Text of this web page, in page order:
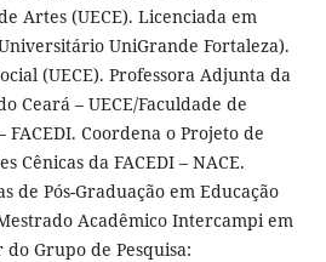
Artes (UECE). Licenciada em
UniGrande Fortaleza).
(UECE). Professora Adjunta da
Ceará – UECE/Faculdade de
FACEDI. Coordena o Projeto de
Cênicas da FACEDI – NACE.
de Pós-Graduação em Educação
Mestrado Acadêmico Intercampi em
Grupo de Pesquisa: